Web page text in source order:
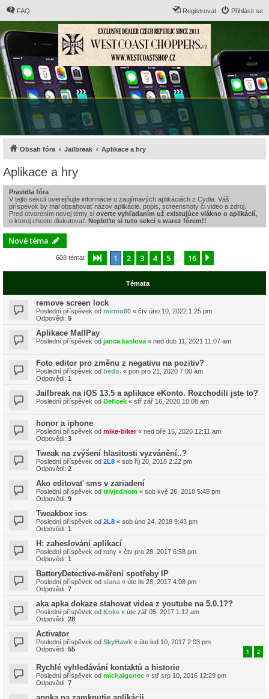
FAQ Přihlásit se
Registrovat
Obsah fóra Jailbreak Aplikace a hry
Aplikace a hry
Pravidla fóra
V tejto sekcií uverejňujte informácie o zaujímavých aplikáciách z Cydia. Váš
príspevok by mal obsahovať názov aplikácie, popis, screenshoty či video a zdroj.
Pred otvorením novej témy si overte vyhľadaním už existujúce vlákno o aplikácií,
o ktorej chcete diskutovať. Nepleťte si tuto sekci s warez fórem!!
Nové téma
608 témat Stránka z 16
1 2 3 4 5 16
Témata
remove screen lock
Poslední příspěvek od mirmo80 « čtv úno 10, 2022 1:25 pm
Odpovědi: 5
Aplikace MallPay
Poslední příspěvek od janca.kaslova « ned dub 11, 2021 11:07 am
Foto editor pro změnu z negativu na pozitiv?
Poslední příspěvek od bedo. « pon pro 21, 2020 7:00 am
Odpovědi: 1
Jailbreak na iOS 13.5 a aplikace eKonto. Rozchodili jste to?
Poslední příspěvek od Deficek « stř zář 16, 2020 10:08 am
honor a iphone
Poslední příspěvek od mike-biker« ned bře 15, 2020 12:11 am
Odpovědi: 3
Tweak na zvýšení hlasitosti vyzvánění..?
Poslední příspěvek od 2L8 « sob říj 20, 2018 2:22 pm
Odpovědi: 2
Ako editovať sms v zariadení
Poslední příspěvek od trivjednom « sob kvě 26, 2018 5:45 pm
Odpovědi: 9
Tweakbox ios
Poslední příspěvek od 2L8 « sob úno 24, 2018 9:43 pm
Odpovědi: 1
H: zaheslování aplikací
Poslední příspěvek od rony « čtv pro 28, 2017 6:58 pm
Odpovědi: 1
BatteryDetective-měření spotřeby IP
Poslední příspěvek od siana « úte lis 28, 2017 4:08 pm
Odpovědi: 7
aka apka dokaze stahovat videa z youtube na 5.0.1??
Poslední příspěvek od Koks « úte zář 05, 2017 1:12 am
Odpovědi: 28
Activator
Poslední příspěvek od SkyHawk « úte led 10, 2017 2:03 pm
Odpovědi: 55 1 2
Rychlé vyhledávání kontaktů a historie
Poslední příspěvek od michalgonec « stř srp 10, 2016 12:29 pm
Odpovědi: 7